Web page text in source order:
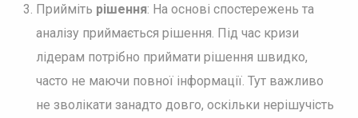
Прийміть рішення: На основі спостережень та
аналізу приймається рішення. Під час кризи
лідерам потрібно приймати рішення швидко,
часто не маючи повної інформації. Тут важливо
не зволікати занадто довго, оскільки нерішучість